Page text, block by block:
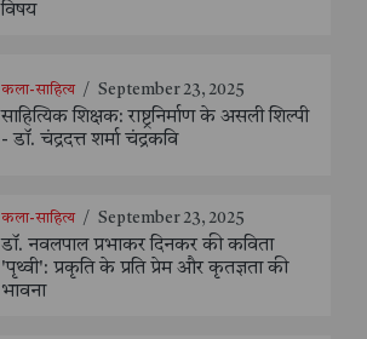
विषय
कला-साहित्य / September 23, 2025
साहित्यिक शिक्षक: राष्ट्रनिर्माण के असली शिल्पी
- डॉ. चंद्रदत्त शर्मा चंद्रकवि
कला-साहित्य / September 23, 2025
डॉ. नवलपाल प्रभाकर दिनकर की कविता
'पृथ्वी': प्रकृति के प्रति प्रेम और कृतज्ञता की
भावना